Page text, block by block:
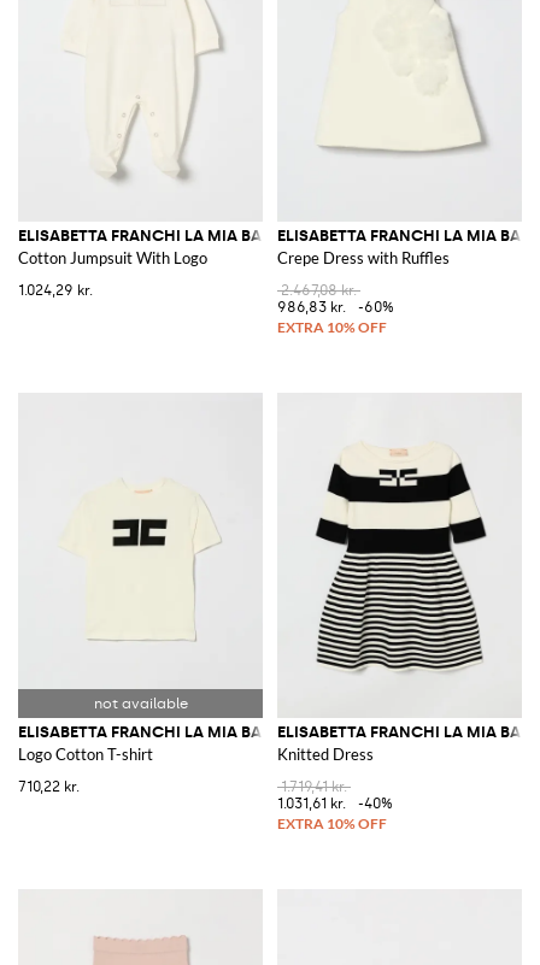
ELISABETTA FRANCHI LA MIA BAMBINA
Cotton Jumpsuit With Logo
1.024,29 kr.
ELISABETTA FRANCHI LA MIA
Crepe Dress with Ruffles
2.467,08 kr.
986,83 kr.
-60%
ELISABETTA FRANCHI LA MIA BAMBINA
Logo Cotton T-shirt
710,22 kr.
ELISABETTA FRANCHI LA MIA
Knitted Dress
1.719,41 kr.
1.031,61 kr.
-40%